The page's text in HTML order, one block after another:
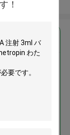
！
注射
ボックスと